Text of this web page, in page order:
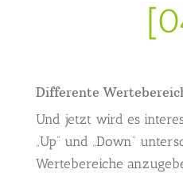
Differente
Und jetzt wird es
„Up“ und „Down“
Wertebereiche